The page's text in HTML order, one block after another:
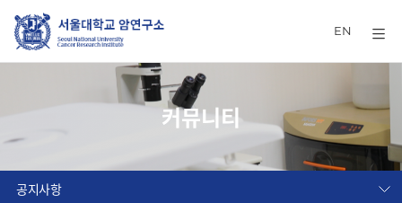
EN
커뮤니티
공지사항